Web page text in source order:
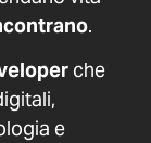
.
che
e